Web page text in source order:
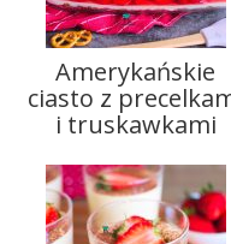
Amerykańskie
ciasto z
i truskawkami